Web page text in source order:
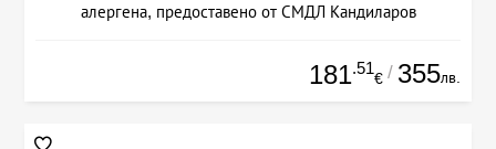
алергена, предоставено от СМДЛ Кандиларов
181.51
€ / 355лв.